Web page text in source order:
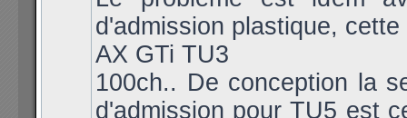
d'admission plastique,
AX GTi TU3
100ch.. De conception la
d'admission pour TU5 est